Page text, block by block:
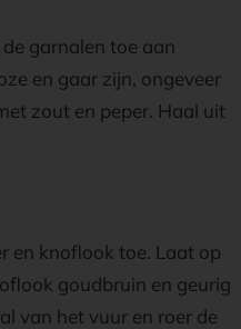
garnalen toe aan
en gaar zijn, ongeveer
zout en peper. Haal uit
en knoflook toe. Laat op
goudbruin en geurig
van het vuur en roer de